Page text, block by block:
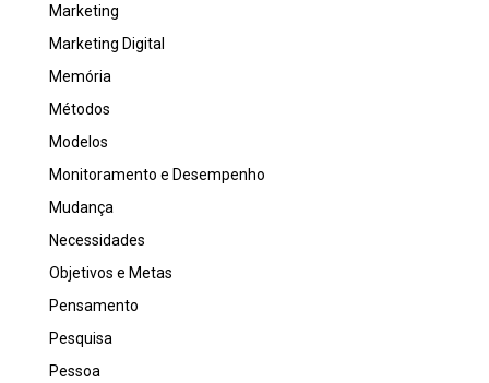
Marketing
Marketing Digital
Memória
Métodos
Modelos
Monitoramento e Desempenho
Mudança
Necessidades
Objetivos e Metas
Pensamento
Pesquisa
Pessoa